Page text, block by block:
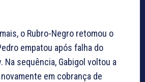
o Rubro-Negro retomou o
empatou após falha do
Na sequência, Gabigol voltou a
em cobrança de